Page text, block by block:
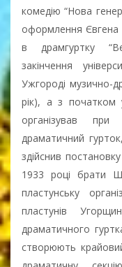
комедію “Нова
оформлення Євгена
в драмгуртку
закінчення
Ужгороді музично-
рік), а з початком
організував при
драматичний
здійснив
1933 році брати
пластунську
пластунів
драматичного
створюють